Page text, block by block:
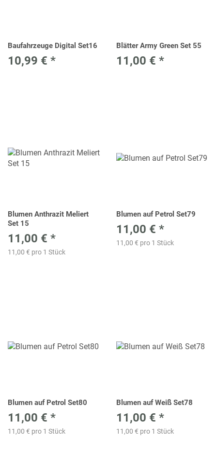
Baufahrzeuge Digital Set16
10,99 € *
Blätter Army Green Set 55
11,00 € *
Blumen Anthrazit Meliert
Set 15
11,00 € *
11,00 € pro 1 Stück
Blumen auf Petrol Set79
11,00 € *
11,00 € pro 1 Stück
Blumen auf Petrol Set80
11,00 € *
11,00 € pro 1 Stück
Blumen auf Weiß Set78
11,00 € *
11,00 € pro 1 Stück